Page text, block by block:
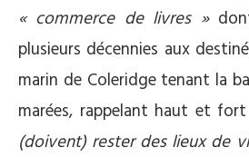
« commerce de livres »
plusieurs décennies aux
marin de Coleridge tenant la
marées, rappelant haut et
(doivent) rester des lieux de